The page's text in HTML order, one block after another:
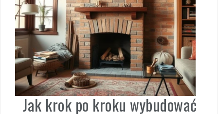
Jak krok po kroku wybudować